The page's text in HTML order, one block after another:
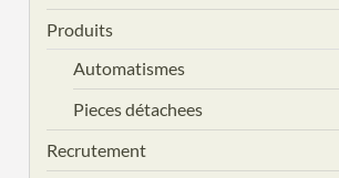
Produits
Automatismes
Pieces détachees
Recrutement